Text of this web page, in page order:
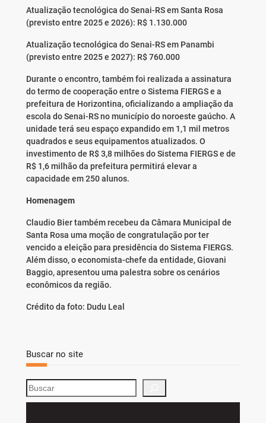
Atualização tecnológica do Senai-RS em Santa Rosa
(previsto entre 2025 e 2026): R$ 1.130.000
Atualização tecnológica do Senai-RS em Panambi
(previsto entre 2025 e 2027): R$ 760.000
Durante o encontro, também foi realizada a assinatura
do termo de cooperação entre o Sistema FIERGS e a
prefeitura de Horizontina, oficializando a ampliação da
escola do Senai-RS no município do noroeste gaúcho. A
unidade terá seu espaço expandido em 1,1 mil metros
quadrados e seus equipamentos atualizados. O
investimento de R$ 3,8 milhões do Sistema FIERGS e de
R$ 1,6 milhão da prefeitura permitirá elevar a
capacidade em 250 alunos.
Homenagem
Claudio Bier também recebeu da Câmara Municipal de
Santa Rosa uma moção de congratulação por ter
vencido a eleição para presidência do Sistema FIERGS.
Além disso, o economista-chefe da entidade, Giovani
Baggio, apresentou uma palestra sobre os cenários
econômicos da região.
Crédito da foto: Dudu Leal
Buscar no site
S
e